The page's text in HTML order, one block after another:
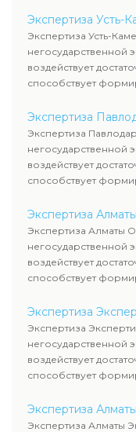
Экспертиза Усть-
Экспертиза Усть-
негосударственной
воздействует
способствует
Экспертиза
Экспертиза
негосударственной
воздействует
способствует
Экспертиза
Экспертиза Алматы
негосударственной
воздействует
способствует
Экспертиза
Экспертиза
негосударственной
воздействует
способствует
Экспертиза
Экспертиза Алматы